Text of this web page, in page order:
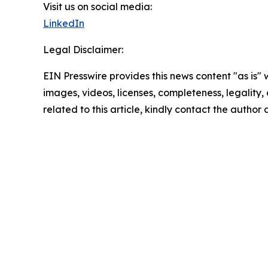
Visit us on social media:
LinkedIn
Legal Disclaimer:
EIN Presswire provides this news content "as
images, videos, licenses, completeness,
related to this article, kindly contact the author